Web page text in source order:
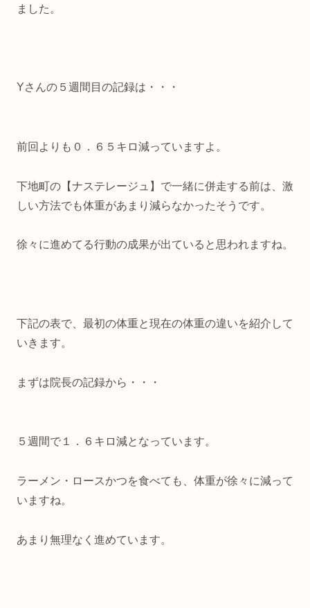
ました。
Yさんの５週間目の記録は・・・
前回よりも０．６５キロ減っていますよ。
下地町の【ナステレージュ】で一緒に併走する前は、激
しい方法でも体重があまり減らなかったそうです。
徐々に進めてる行動の成果が出ていると思われますね。
下記の表で、最初の体重と現在の体重の違いを紹介して
いきます。
まずは院長の記録から・・・
５週間で１．６キロ減となっています。
ラーメン・ロースかつを食べても、体重が徐々に減って
いますね。
あまり無理なく進めています。